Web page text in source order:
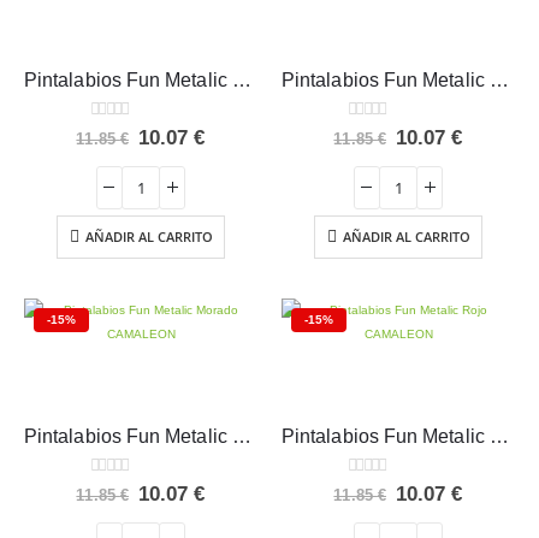
Pintalabios Fun Metalic Cereza CAMALEON
out of 5
11.85€ El
original
era:
11.85 €.
10.07€El
10.07 €.
AÑADIR AL CARRITO
Pintalabios Fun Metalic Fresa CAMALEON
out of 5
11.85€ El
original
era:
11.85 €.
10.07€El
10.07 €.
AÑADIR AL CARRITO
-15%
Pintalabios Fun Metalic Morado CAMALEON
out of 5
11.85€ El
10.07€El
-15%
Pintalabios Fun Metalic Rojo CAMALEON
out of 5
11.85€ El
10.07€El